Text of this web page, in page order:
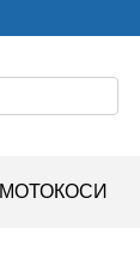
МОТОКОСИ